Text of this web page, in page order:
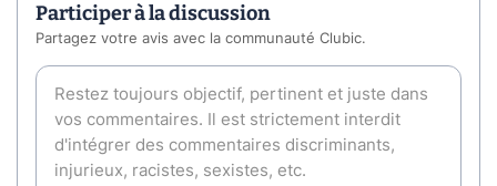
Participer à la discussion
Partagez votre avis avec la communauté Clubic.